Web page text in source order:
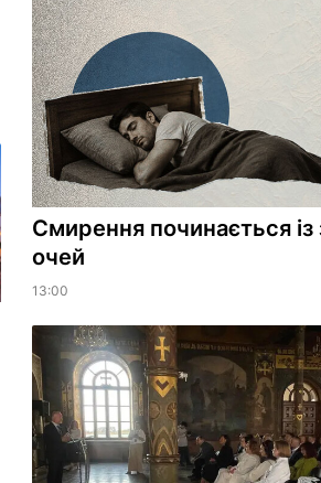
Смирення починається
очей
13:00